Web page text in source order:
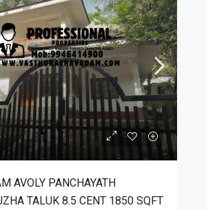
AVOLY PANCHAYATH
TALUK 8.5 CENT 1850 SQFT